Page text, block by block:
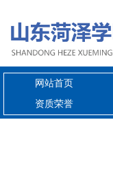
网站首页
资质荣誉